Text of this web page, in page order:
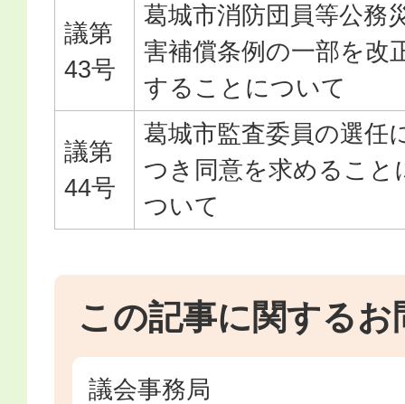
議第
43号
葛城市消防団員等公務
害補償条例の一部を改
することについて
議第
44号
葛城市監査委員の選任
つき同意を求めること
ついて
この記事に関するお
議会事務局